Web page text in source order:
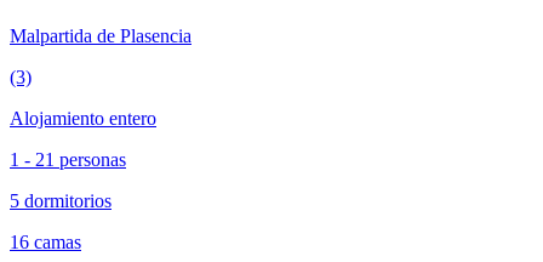
Malpartida de Plasencia
(3)
Alojamiento entero
1 - 21 personas
5 dormitorios
16 camas